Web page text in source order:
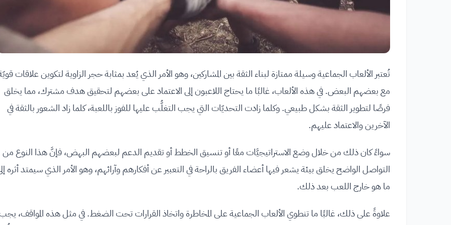
تُعتبر الألعاب الجماعية وسيلة ممتازة لبناء الثقة بين المشاركين، وهو الأمر الذي يُعد بمثابة حجر الزاوية لتكوين علاقات
مع بعضهم البعض. في هذه الألعاب، غالبًا ما يحتاج اللاعبون إلى الاعتماد على بعضهم لتحقيق هدف مشترك، مما يخلق
فرصًا لتطوير الثقة بشكل طبيعي. وكلما زادت التحديّات التي يجب التغلُّب عليها للفوز باللعبة، كلما زاد الشعور بالثقة في
الآخرين والاعتماد عليهم.
سواءً كان ذلك من خلال وضع الاستراتيجيَّات معًا أو تنسيق الخطط أو تقديم الدعم لبعضهم البهض، فإنَّ هذا النوع من
التواصل الواضح يخلق بيئة يشعر فيها أعضاء الفريق بالراحة في التعبير عن أفكارهم وآرائهم، وهو الأمر الذي سيمتد أثره
ما هو خارج اللعب بعد ذلك.
علاوةً على ذلك، غالبًا ما تنطوي الألعاب الجماعية على المخاطرة واتخاذ القرارات تحت الضغط. في مثل هذه المواقف،